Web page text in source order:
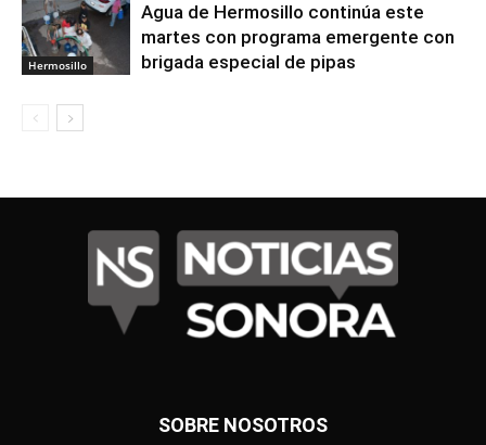
Hermosillo
Agua de Hermosillo continúa este
martes con programa emergente con
brigada especial de pipas
SOBRE NOSOTROS